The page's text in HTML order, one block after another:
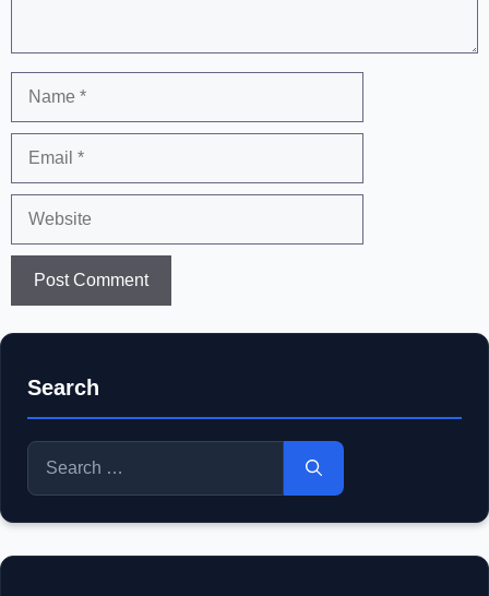
Search
Search
for: